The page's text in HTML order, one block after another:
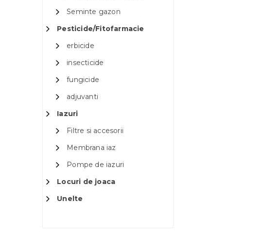
Seminte gazon
Pesticide/Fitofarmacie
erbicide
insecticide
fungicide
adjuvanti
Iazuri
Filtre si accesorii
Membrana iaz
Pompe de iazuri
Locuri de joaca
Unelte